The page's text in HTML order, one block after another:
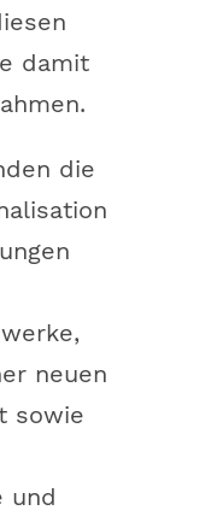
damit
die
neuen
sowie
und